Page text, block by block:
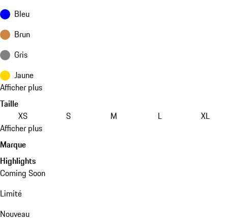
Bleu
Brun
Gris
Jaune
Afficher plus
Taille
XS
S M L
XL
Afficher plus
Marque
Highlights
Coming Soon
Limité
Nouveau